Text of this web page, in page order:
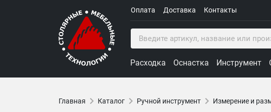
Оплата Доставка Контакты
Расходка Оснастка Инструмент
Главная Каталог Ручной инструмент Измерение и